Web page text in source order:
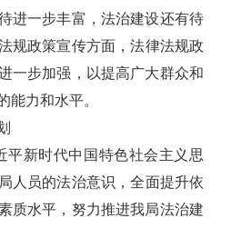
进一步丰富，法治建设还有待
规政策宣传方面 ，法律法规政
一步加强，以提高广大群众和
能力和水平。
平新时代中国特色社会主义思
局 人员的法治意识，全面提升依
质水平，努力推进我局法治建